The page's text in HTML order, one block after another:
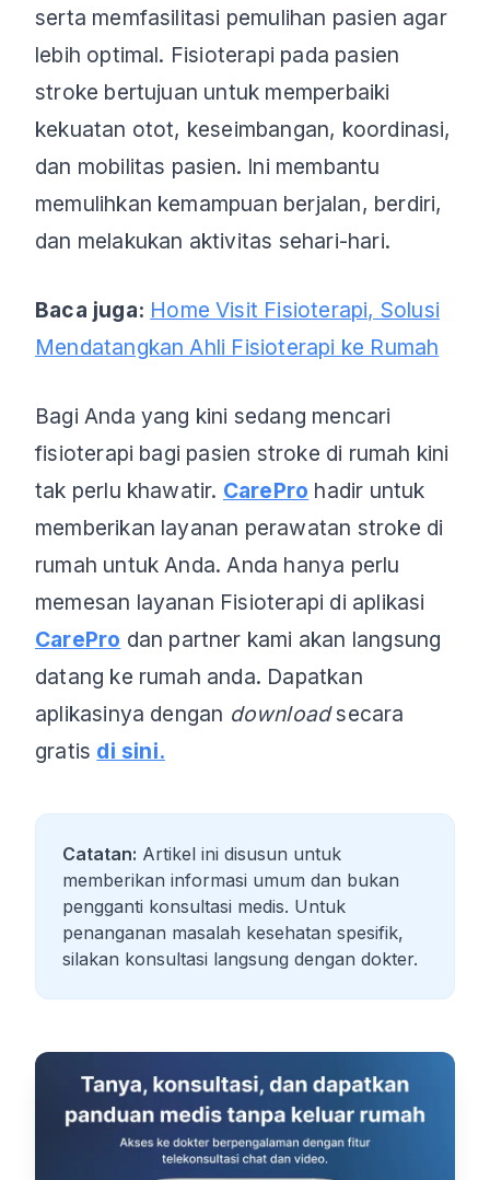
serta memfasilitasi pemulihan pasien agar
lebih optimal. Fisioterapi pada pasien
stroke bertujuan untuk memperbaiki
kekuatan otot, keseimbangan, koordinasi,
dan mobilitas pasien. Ini membantu
memulihkan kemampuan berjalan, berdiri,
dan melakukan aktivitas sehari-hari.
Baca juga: Home Visit Fisioterapi, Solusi
Mendatangkan Ahli Fisioterapi ke Rumah
Bagi Anda yang kini sedang mencari
fisioterapi bagi pasien stroke di rumah kini
tak perlu khawatir. CarePro hadir untuk
memberikan layanan perawatan stroke di
rumah untuk Anda. Anda hanya perlu
memesan layanan Fisioterapi di aplikasi
CarePro dan partner kami akan langsung
datang ke rumah anda. Dapatkan
aplikasinya dengan downloadsecara
gratis di sini.
Catatan: Artikel ini disusun untuk
memberikan informasi umum dan bukan
pengganti konsultasi medis. Untuk
penanganan masalah kesehatan spesifik,
silakan konsultasi langsung dengan dokter.